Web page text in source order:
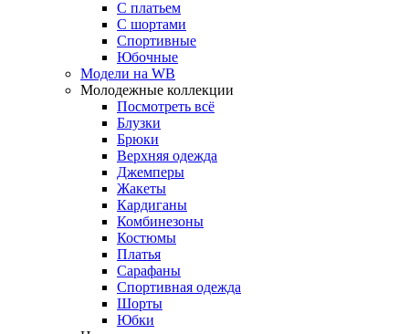
С платьем
С шортами
Спортивные
Юбочные
Модели на WB
Молодежные коллекции
Посмотреть всё
Блузки
Брюки
Верхняя одежда
Джемперы
Жакеты
Кардиганы
Комбинезоны
Костюмы
Платья
Сарафаны
Спортивная одежда
Шорты
Юбки